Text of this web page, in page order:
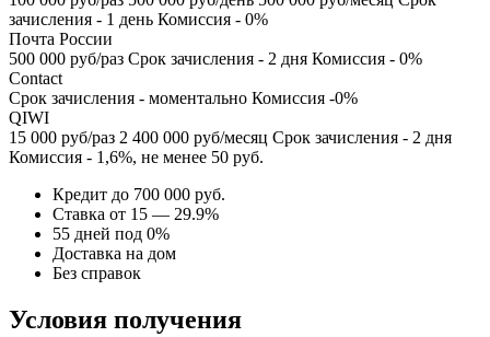
зачисления - 1 день Комиссия - 0%
Почта России
500 000 руб/раз Срок зачисления - 2 дня Комиссия - 0%
Contact
Срок зачисления - моментально Комиссия -0%
QIWI
15 000 руб/раз 2 400 000 руб/месяц Срок зачисления - 2 дня
Комиссия - 1,6%, не менее 50 руб.
Кредит до 700 000 руб.
Ставка от 15 — 29.9%
55 дней под 0%
Доставка на дом
Без справок
Условия получения